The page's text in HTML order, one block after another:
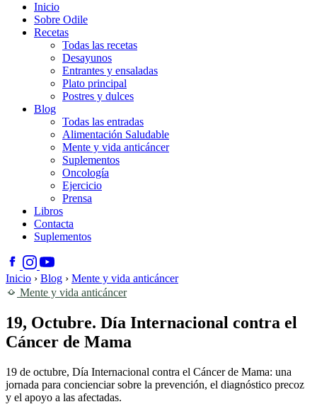
Inicio
Sobre Odile
Recetas
Todas las recetas
Desayunos
Entrantes y ensaladas
Plato principal
Postres y dulces
Blog
Todas las entradas
Alimentación Saludable
Mente y vida anticáncer
Suplementos
Oncología
Ejercicio
Prensa
Libros
Contacta
Suplementos
Inicio › Blog › Mente y vida anticáncer
Mente y vida anticáncer
19, Octubre. Día Internacional contra el
Cáncer de Mama
19 de octubre, Día Internacional contra el Cáncer de Mama: una
jornada para concienciar sobre la prevención, el diagnóstico precoz
y el apoyo a las afectadas.